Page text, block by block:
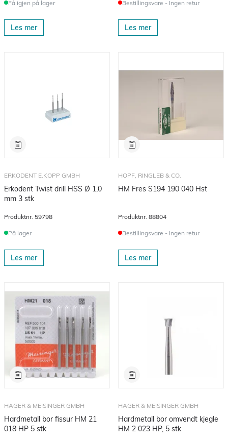
Få igjen på lager
Les mer
Bestillingsvare - Ingen retur
Les mer
ERKODENT E.KOPP GMBH
Erkodent Twist drill HSS Ø 1,0
mm 3 stk
Produktnr. 59798
På lager
Les mer
HOPF, RINGLEB & CO.
HM Fres S194 190 040 Hst
Produktnr. 88804
Bestillingsvare - Ingen retur
Les mer
HAGER & MEISINGER GMBH
Hardmetall bor fissur HM 21
018 HP 5 stk
HAGER & MEISINGER GMBH
Hardmetall bor omvendt kjegle
HM 2 023 HP, 5 stk